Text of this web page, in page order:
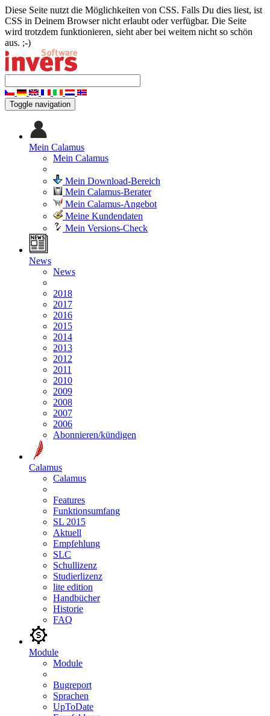
Diese Seite nutzt die Möglichkeiten von CSS. Falls Du dies liest, ist
CSS in Deinem Browser nicht erlaubt oder verfügbar. Die Seite
wird trotzdem funktionieren, sieht aber bei weitem nicht so schön
aus. ;-)
Toggle navigation
Mein Calamus
Mein Calamus
Mein Download-Bereich
Mein Calamus-Berater
Mein Calamus-Angebot
Meine Kundendaten
Mein Versions-Check
News
News
2018
2017
2016
2015
2014
2013
2012
2011
2010
2009
2008
2007
2006
Abonnieren/kündigen
Calamus
Calamus
Features
Funktionsumfang
SL 2015
Aktuell
Empfehlung
SLC
Schullizenz
Studierlizenz
lite edition
Handbücher
Historie
FAQ
Module
Module
Bugreport
Sprachen
UpToDate